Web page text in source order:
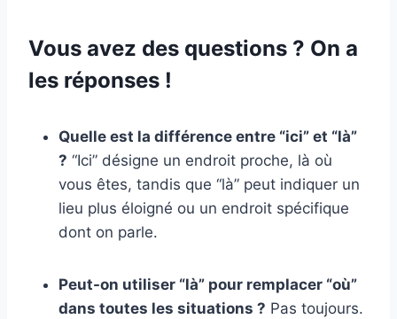
Vous avez des questions ? On a
les réponses !
Quelle est la différence entre “ici” et “là”
? “Ici” désigne un endroit proche, là où
vous êtes, tandis que “là” peut indiquer un
lieu plus éloigné ou un endroit spécifique
dont on parle.
Peut-on utiliser “là” pour remplacer “où”
dans toutes les situations ? Pas toujours.